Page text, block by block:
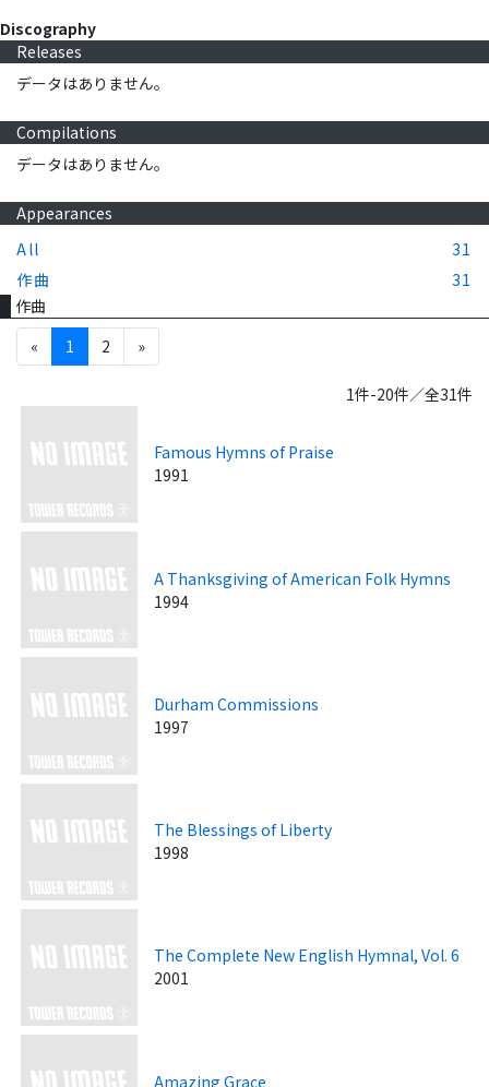
Discography
Releases
データはありません。
Compilations
データはありません。
Appearances
All
31
作曲
31
作曲
«
1 2 »
1件-20件／全31件
Famous Hymns of Praise
1991
A Thanksgiving of American Folk Hymns
1994
Durham Commissions
1997
The Blessings of Liberty
1998
The Complete New English Hymnal, Vol. 6
2001
Amazing Grace